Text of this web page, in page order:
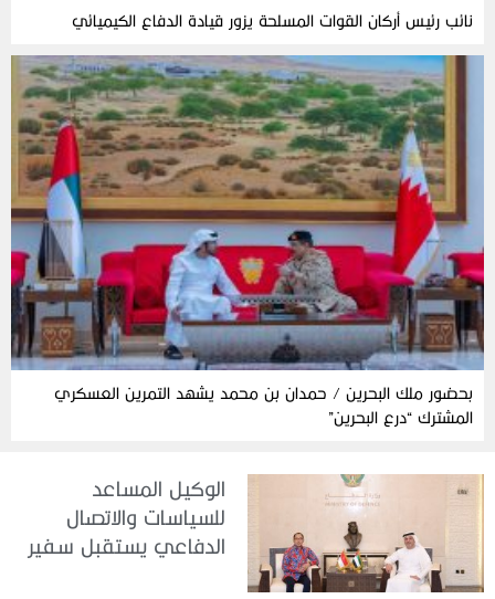
نائب رئيس أركان القوات المسلحة يزور قيادة الدفاع الكيميائي
بحضور ملك البحرين / حمدان بن محمد يشهد التمرين العسكري
المشترك “درع البحرين”
الوكيل المساعد
للسياسات والاتصال
الدفاعي يستقبل سفير